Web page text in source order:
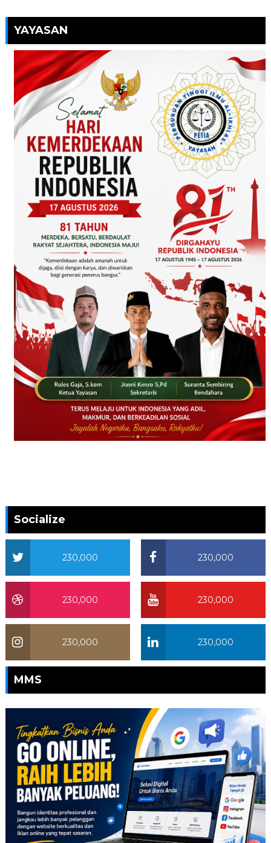
YAYASAN
Socialize
230,000
230,000
230,000
230,000
230,000
230,000
MMS